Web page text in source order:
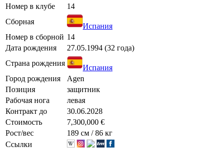
Номер в клубе
14
Сборная
Испания
Номер в сборной 14
Дата рождения
27.05.1994 (32 года)
Страна рождения
Испания
Город рождения
Agen
Позиция
защитник
Рабочая нога
левая
Контракт до
30.06.2028
Стоимость
7,300,000 €
Рост/вес
189 см / 86 кг
Ссылки